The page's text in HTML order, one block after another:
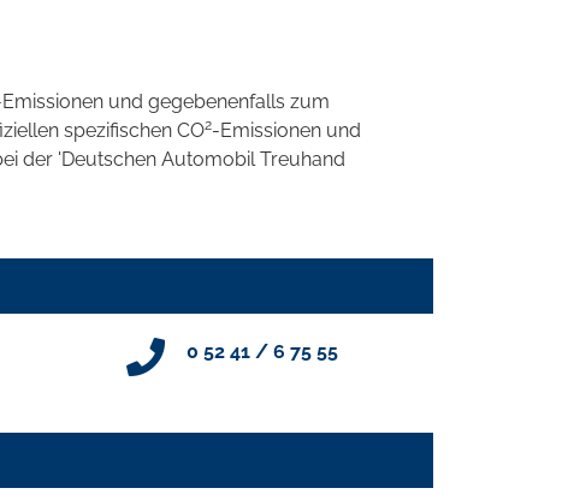
und gegebenenfalls zum
spezifischen CO2-Emissionen und
der 'Deutschen Automobil Treuhand
0 52 41 / 6 75 55